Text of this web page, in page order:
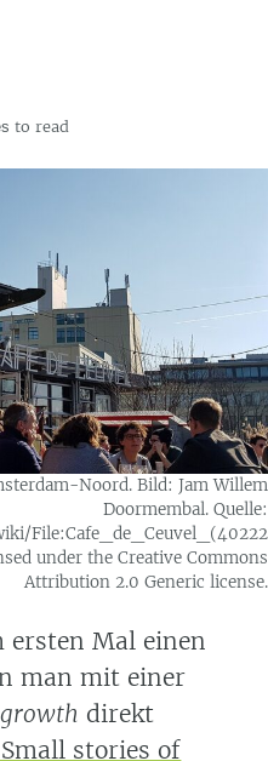
to read
Noord. Bild: Jam Willem
Doormembal. Quelle:
File:Cafe_de_Ceuvel_(40222
under the Creative Commons
Attribution 2.0 Generic license.
ersten Mal einen
man mit einer
direkt
stories of